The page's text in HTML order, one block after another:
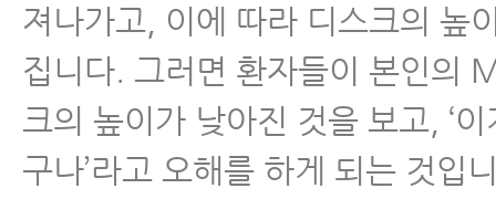
- 추간공협착증이 진짜 척추관협
더 쉬운 이유
- 척추전방전위증을 동반한 척추
이 치료하는 방법
져나가고, 이에 따라 디스크의 높
집니다. 그러면 환자들이 본인의
크의 높이가 낮아진 것을 보고, ‘
구나’라고 오해를 하게 되는 것입